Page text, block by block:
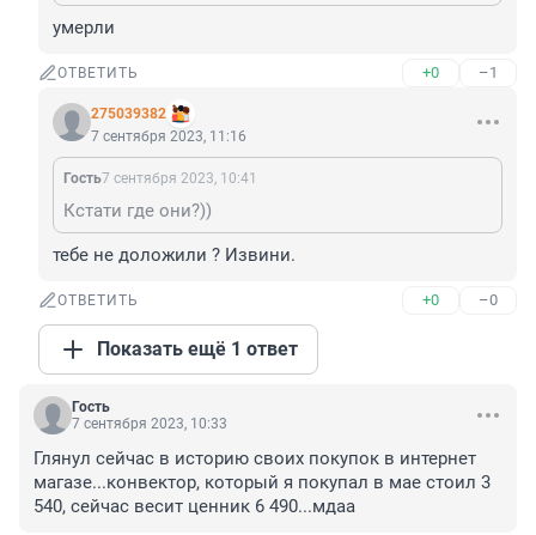
умерли
ОТВЕТИТЬ +0 –1
275039382
7 сентября 2023, 11:16
Гость7 сентября 2023, 10:41
Кстати где они?))
тебе не доложили ? Извини.
ОТВЕТИТЬ +0 –0
Показать ещё 1 ответ
Гость
7 сентября 2023, 10:33
Глянул сейчас в историю своих покупок в интернет
магазе...конвектор, который я покупал в мае стоил 3
540, сейчас весит ценник 6 490...мдаа